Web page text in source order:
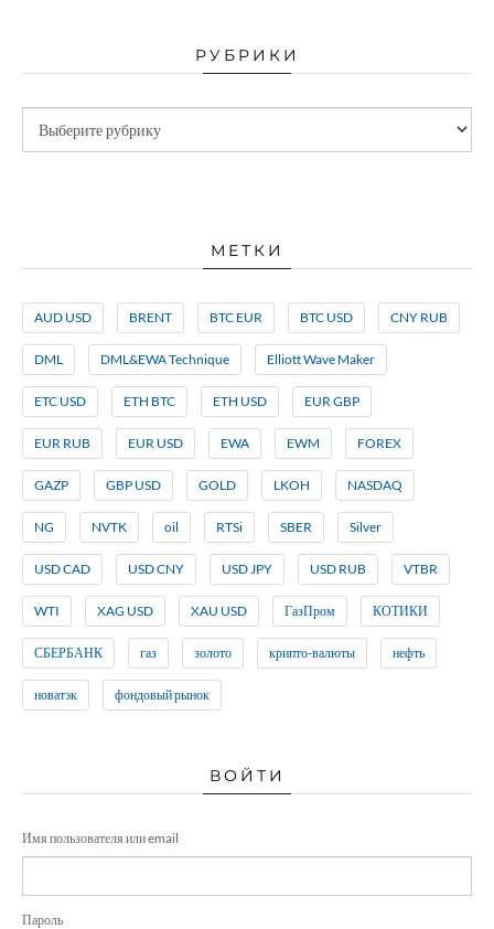
РУБРИКИ
МЕТКИ
AUD USD BRENT BTC EUR BTC USD CNY RUB
DML DML&EWA Technique Elliott Wave Maker
ETC USD ETH BTC ETH USD EUR GBP
EUR RUB EUR USD EWA EWM FOREX
GAZP GBP USD GOLD LKOH NASDAQ
NG NVTK oil RTSi SBER Silver
USD CAD USD CNY USD JPY USD RUB VTBR
WTI XAG USD XAU USD ГазПром КОТИКИ
СБЕРБАНК газ золото крипто-валюты нефть
новатэк фондовый рынок
ВОЙТИ
Имя пользователя или email
Пароль